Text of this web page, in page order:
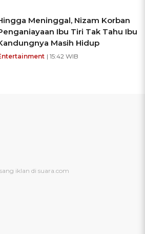
Meninggal, Nizam Korban
Ibu Tiri Tak Tahu Ibu
Masih Hidup
| 15:42 WIB